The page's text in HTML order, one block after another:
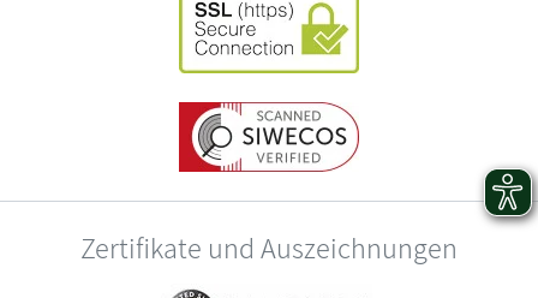
Zertifikate und Auszeichnungen